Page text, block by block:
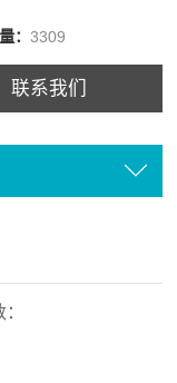
： 3309
联系我们